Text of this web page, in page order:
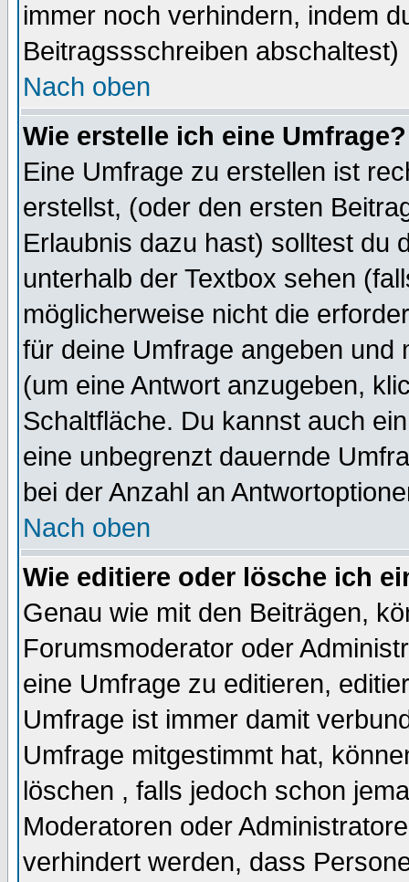
immer noch verhindern, indem
Beitragssschreiben abschaltest)
Nach oben
Wie erstelle ich eine Umfrage?
Eine Umfrage zu erstellen ist
erstellst, (oder den ersten
Erlaubnis dazu hast) solltest du
unterhalb der Textbox sehen
möglicherweise nicht die
für deine Umfrage angeben und
(um eine Antwort anzugeben,
Schaltfläche. Du kannst auch
eine unbegrenzt dauernde
bei der Anzahl an
Nach oben
Wie editiere oder lösche ich
Genau wie mit den Beiträgen,
Forumsmoderator oder
eine Umfrage zu editieren,
Umfrage ist immer damit
Umfrage mitgestimmt hat,
löschen , falls jedoch schon
Moderatoren oder
verhindert werden, dass